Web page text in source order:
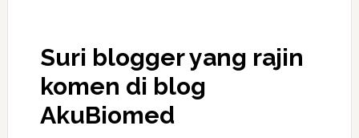
Suri blogger yang rajin
komen di blog
AkuBiomed